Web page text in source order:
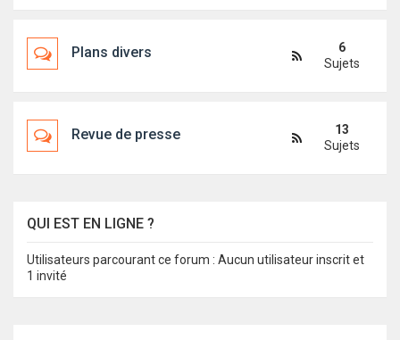
Plans divers
6
Sujets
Revue de presse
13
Sujets
QUI EST EN LIGNE ?
Utilisateurs parcourant ce forum : Aucun utilisateur inscrit et
1 invité